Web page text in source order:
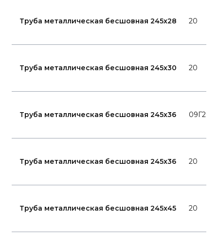
Труба металлическая бесшовная 245x28 20
Труба металлическая бесшовная 245x30 20
Труба металлическая бесшовная 245x36 09Г2С
Труба металлическая бесшовная 245x36 20
Труба металлическая бесшовная 245x45 20